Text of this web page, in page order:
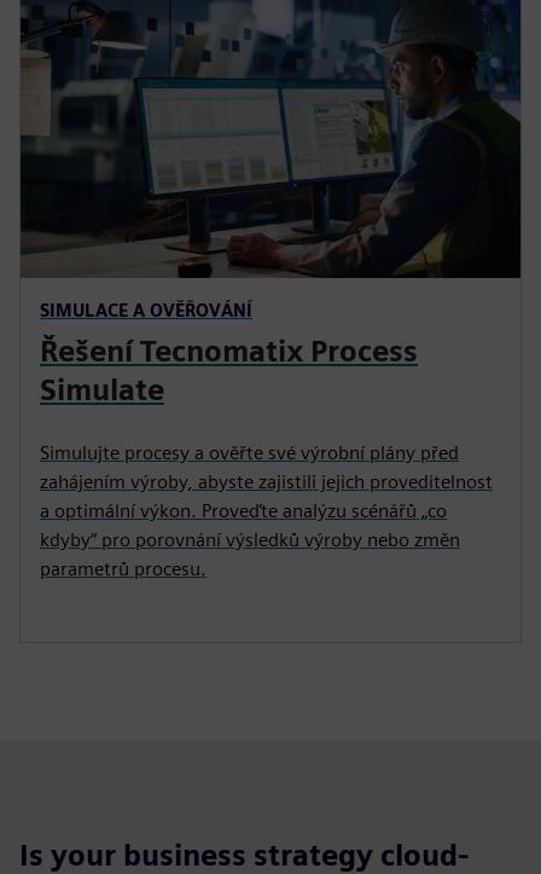
SIMULACE A OVĚŘOVÁNÍ
Řešení Tecnomatix Process
Simulate
Simulujte procesy a ověřte své výrobní plány před
zahájením výroby, abyste zajistili jejich proveditelnost
a optimální výkon. Proveďte analýzu scénářů „co
kdyby“ pro porovnání výsledků výroby nebo změn
parametrů procesu.
Is your business strategy cloud-